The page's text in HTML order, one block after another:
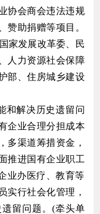
协会商会违法违规
赞助捐赠等项目。
家发展改革委、民
人力资源社会保障
部、住房城乡建设
和解决历史遗留问
企业合理分担成本
多渠道筹措资金，
推进国有企业职工
业办医疗、教育等
实行社会化管理，
留问题。(牵头单